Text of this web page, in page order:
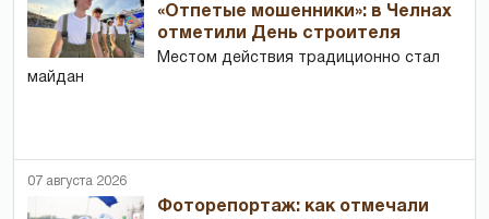
«Отпетые мошенники»: в Челнах
отметили День строителя
Местом действия традиционно стал
майдан
07 августа 2026
Фоторепортаж: как отмечали